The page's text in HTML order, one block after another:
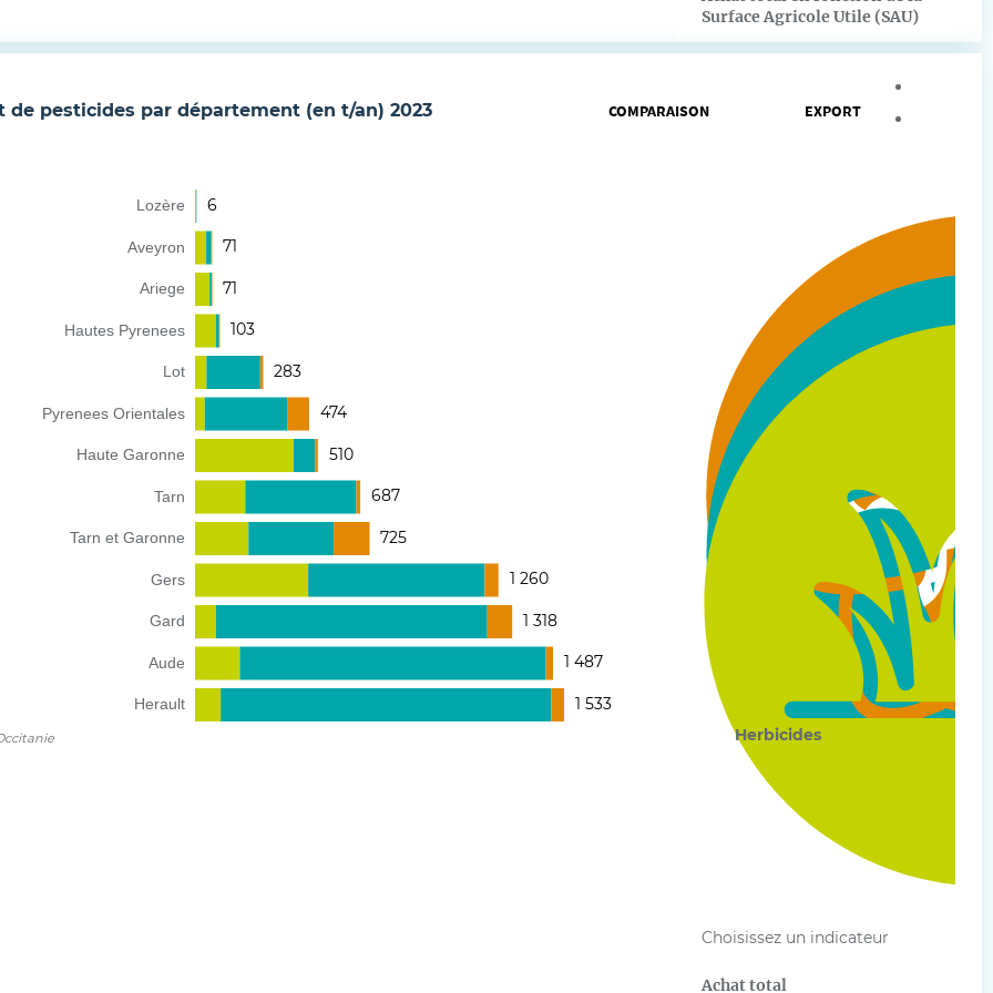
Surface Agricole Utile (SAU)
de pesticides par département (en t/an) 2023 COMPARAISON EXPORT
Herault
Aude
Gard
Gers
Tarn et Garonne
Tarn
Haute Garonne
Pyrenees Orientales
Lot
Hautes Pyrenees
Ariege
Aveyron
Lozère
1 533
1 487
1 318
1 260
725
687
510
474
283
103
71
71
6
Herbicides
Choisissez un indicateur
Achat total